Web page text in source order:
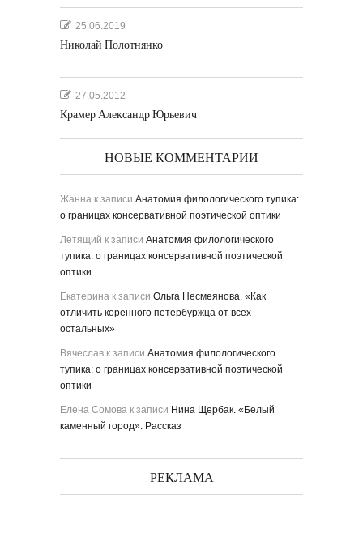
25.06.2019
Николай Полотнянко
27.05.2012
Крамер Александр Юрьевич
НОВЫЕ КОММЕНТАРИИ
Жанна к записи Анатомия филологического тупика:
о границах консервативной поэтической оптики
Летящий к записи Анатомия филологического
тупика: о границах консервативной поэтической
оптики
Екатерина к записи Ольга Несмеянова. «Как
отличить коренного петербуржца от всех
остальных»
Вячеслав к записи Анатомия филологического
тупика: о границах консервативной поэтической
оптики
Елена Сомова к записи Нина Щербак. «Белый
каменный город». Рассказ
РЕКЛАМА